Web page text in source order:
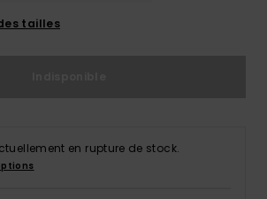
tailles
en rupture de stock.